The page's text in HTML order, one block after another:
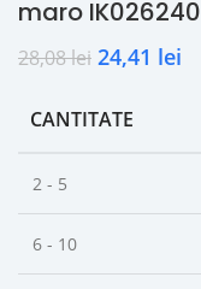
maro IK026240
28,08lei 24,41 lei
CANTITATE
2 - 5
6 - 10